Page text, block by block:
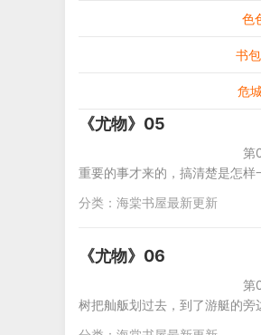
色
书
危
《尤物》05
第05章：好梦惊魂
重要的事才来的，搞清楚是怎
分类： 海棠书屋最新更新
《尤物》06
第06章：陷离狡兔
树把舢舨划过去，到了游艇的旁